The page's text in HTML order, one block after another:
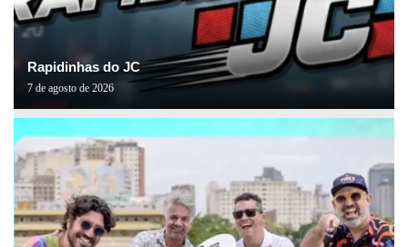
Rapidinhas do JC
7 de agosto de 2026